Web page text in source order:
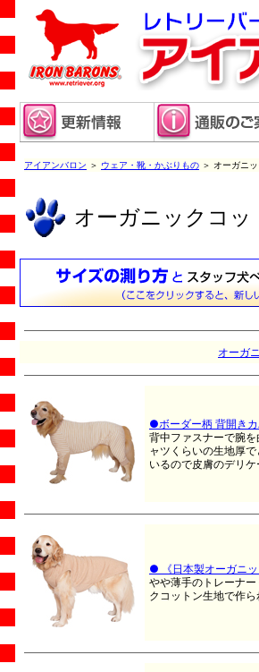
アイアンバロン ＞ ウェア・靴・かぶりもの ＞ オーガニ
オーガニックコ
オーガ
●ボーダー柄 背開き
背中ファスナーで腕
ャツくらいの生地厚
いるので皮膚のデリ
● 《日本製オーガニ
やや薄手のトレーナ
クコットン生地で作